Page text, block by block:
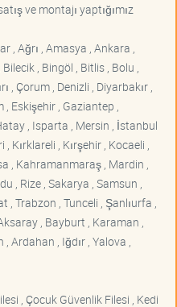
ve montajı yaptığımız
, Ağrı , Amasya , Ankara ,
, Bingöl , Bitlis , Bolu ,
, Çorum , Denizli , Diyarbakır ,
, Eskişehir , Gaziantep ,
, Isparta , Mersin , İstanbul
Kırklareli , Kırşehir , Kocaeli ,
, Kahramanmaraş , Mardin ,
, Rize , Sakarya , Samsun ,
, Trabzon , Tunceli , Şanlıurfa ,
, Bayburt , Karaman ,
, Ardahan , Iğdır , Yalova ,
, Çocuk Güvenlik Filesi , Kedi